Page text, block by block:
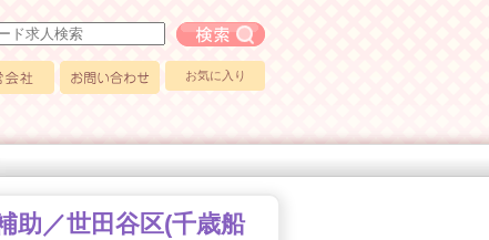
お気に入り
助／世田谷区(千歳船